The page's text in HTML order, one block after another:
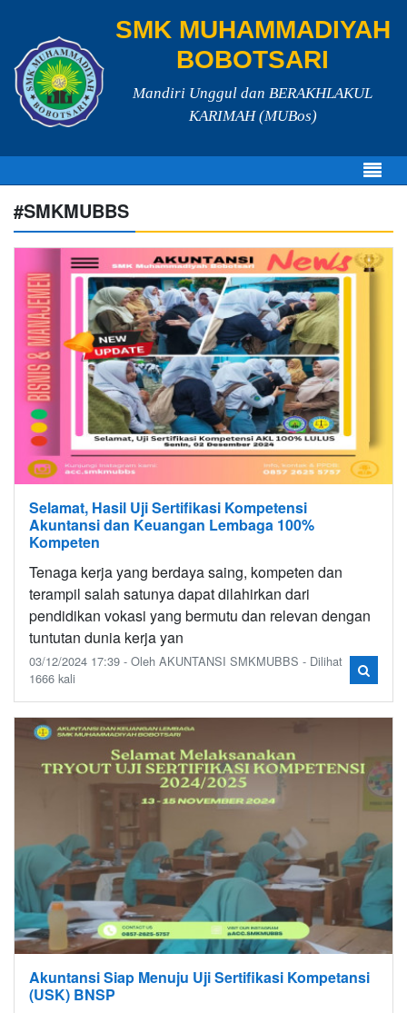
SMK MUHAMMADIYAH
BOBOTSARI
Mandiri Unggul dan BERAKHLAKUL
KARIMAH (MUBos)
#SMKMUBBS
Selamat, Hasil Uji Sertifikasi Kompetensi
Akuntansi dan Keuangan Lembaga 100%
Kompeten
Tenaga kerja yang berdaya saing, kompeten dan
terampil salah satunya dapat dilahirkan dari
pendidikan vokasi yang bermutu dan relevan dengan
tuntutan dunia kerja yan
03/12/2024 17:39 - Oleh AKUNTANSI SMKMUBBS - Dilihat
1666 kali
Akuntansi Siap Menuju Uji Sertifikasi Kompetansi
(USK) BNSP